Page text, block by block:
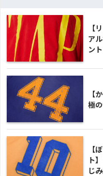
【
ア
ント
【
極
【
ト
じ